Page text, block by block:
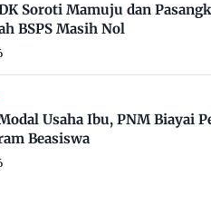
Soroti Mamuju dan
BSPS Masih Nol
Usaha Ibu, PNM Biayai
Beasiswa